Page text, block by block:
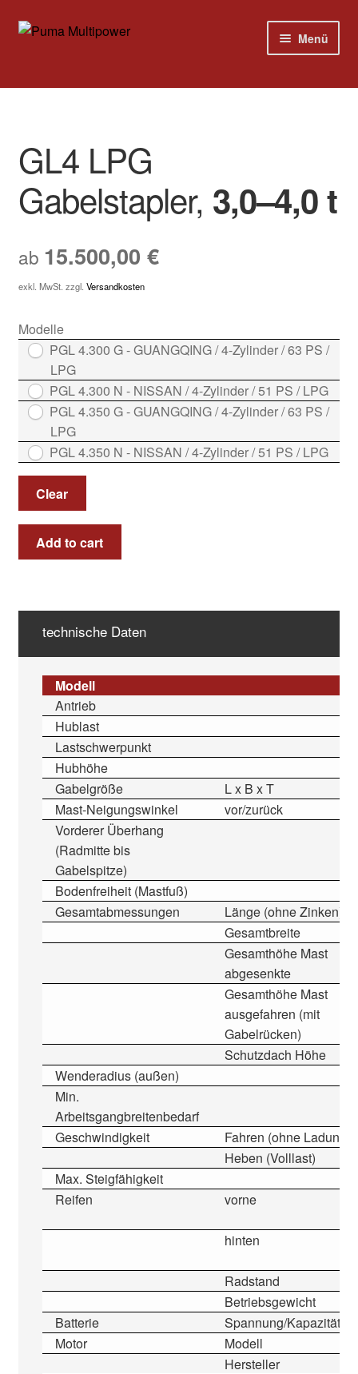
Zur
Zum
Menü
Home
Versandkosten
Kontakt
Impressum
GL4 LPG
Gabelstapler, 3,0–4,0 t
ab 15.500,00 €
exkl. MwSt. zzgl. Versandkosten
Modelle
PGL 4.300 G - GUANGQING / 4-Zylinder / 63 PS /
LPG
PGL 4.300 N - NISSAN / 4-Zylinder / 51 PS / LPG
PGL 4.350 G - GUANGQING / 4-Zylinder / 63 PS /
LPG
PGL 4.350 N - NISSAN / 4-Zylinder / 51 PS / LPG
Clear
Add to cart
technische Daten
Modell
Antrieb
Hublast
Lastschwerpunkt
Hubhöhe
Gabelgröße
L x B x T
Mast-Neigungswinkel
vor/zurück
Vorderer Überhang
(Radmitte bis
Gabelspitze)
Bodenfreiheit (Mastfuß)
Gesamtabmessungen
Länge (ohne Zinken)
Gesamtbreite
Gesamthöhe Mast
abgesenkte
Gesamthöhe Mast
ausgefahren (mit
Gabelrücken)
Schutzdach Höhe
Wenderadius (außen)
Min.
Arbeitsgangbreitenbedarf
Geschwindigkeit
Fahren (ohne Ladung)
Heben (Volllast)
Max. Steigfähigkeit
Reifen
vorne
hinten
Radstand
Betriebsgewicht
Batterie
Spannung/Kapazität
Motor
Modell
Hersteller